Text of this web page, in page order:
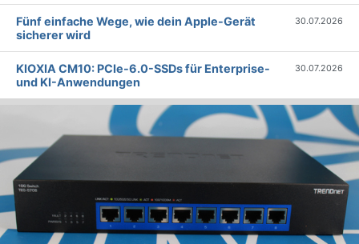
Fünf einfache Wege, wie dein Apple-Gerät
sicherer wird
30.07.2026
KIOXIA CM10: PCIe-6.0-SSDs für Enterprise-
und KI-Anwendungen
30.07.2026